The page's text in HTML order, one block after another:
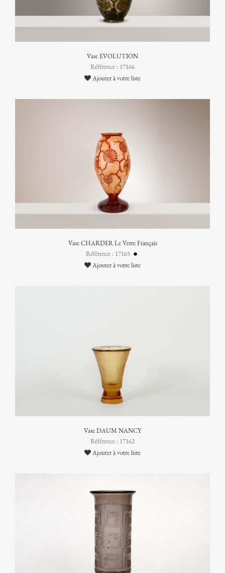
Vase EVOLUTION
Référence : 17166
Ajouter à votre liste
Vase CHARDER Le Verre Français
Référence : 17165
Ajouter à votre liste
Vase DAUM NANCY
Référence : 17162
Ajouter à votre liste